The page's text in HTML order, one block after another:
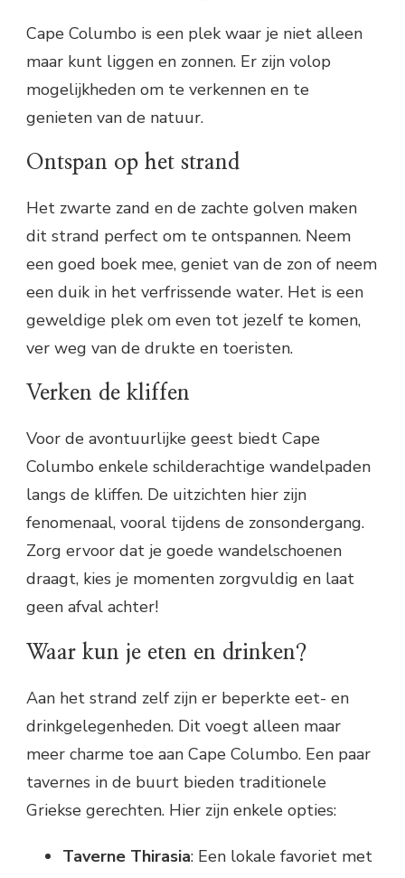
Cape Columbo is een plek waar je niet alleen
maar kunt liggen en zonnen. Er zijn volop
mogelijkheden om te verkennen en te
genieten van de natuur.
Ontspan op het strand
Het zwarte zand en de zachte golven maken
dit strand perfect om te ontspannen. Neem
een goed boek mee, geniet van de zon of neem
een duik in het verfrissende water. Het is een
geweldige plek om even tot jezelf te komen,
ver weg van de drukte en toeristen.
Verken de kliffen
Voor de avontuurlijke geest biedt Cape
Columbo enkele schilderachtige wandelpaden
langs de kliffen. De uitzichten hier zijn
fenomenaal, vooral tijdens de zonsondergang.
Zorg ervoor dat je goede wandelschoenen
draagt, kies je momenten zorgvuldig en laat
geen afval achter!
Waar kun je eten en drinken?
Aan het strand zelf zijn er beperkte eet- en
drinkgelegenheden. Dit voegt alleen maar
meer charme toe aan Cape Columbo. Een paar
tavernes in de buurt bieden traditionele
Griekse gerechten. Hier zijn enkele opties:
Taverne Thirasia: Een lokale favoriet met